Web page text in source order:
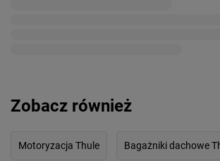
Zobacz również
Motoryzacja Thule Bagażniki dachowe